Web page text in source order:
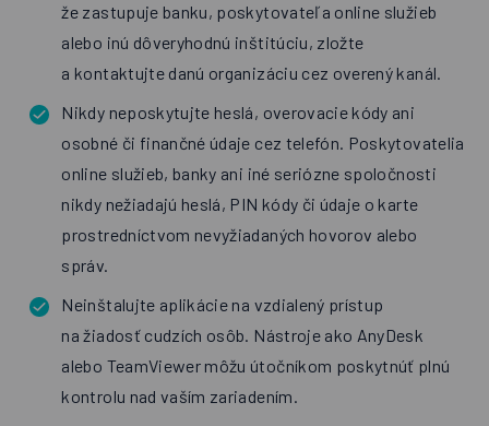
že zastupuje banku, poskytovateľa online služieb
alebo inú dôveryhodnú inštitúciu, zložte
a kontaktujte danú organizáciu cez overený kanál.
Nikdy neposkytujte heslá, overovacie kódy ani
osobné či finančné údaje cez telefón. Poskytovatelia
online služieb, banky ani iné seriózne spoločnosti
nikdy nežiadajú heslá, PIN kódy či údaje o karte
prostredníctvom nevyžiadaných hovorov alebo
správ.
Neinštalujte aplikácie na vzdialený prístup
na žiadosť cudzích osôb. Nástroje ako AnyDesk
alebo TeamViewer môžu útočníkom poskytnúť plnú
kontrolu nad vaším zariadením.